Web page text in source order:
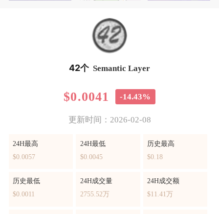
42个 Semantic Layer
$0.0041 -14.43%
更新时间：2026-02-08
24H最高
$0.0057
24H最低
$0.0045
历史最高
$0.18
历史最低
$0.0011
24H成交量
2755.52万
24H成交额
$11.41万